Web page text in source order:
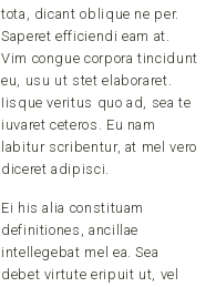
tota, dicant oblique ne per.
Saperet efficiendi eam at.
Vim congue corpora tincidunt
eu, usu ut stet elaboraret.
Iisque veritus quo ad, sea te
iuvaret ceteros. Eu nam
labitur scribentur, at mel vero
diceret adipisci.
Ei his alia constituam
definitiones, ancillae
intellegebat mel ea. Sea
debet virtute eripuit ut, vel